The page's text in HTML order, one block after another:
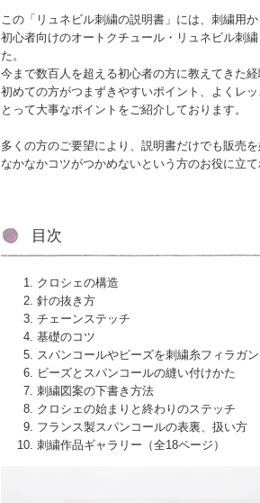
この「リュネビル刺繍の説明書」には、刺繍用
初心者向けのオートクチュール・リュネビル刺
た。
今まで数百人を超える初心者の方に教えてきた
初めての方がつまずきやすいポイント、よくレ
とって大事なポイントをご紹介しております。
多くの方のご要望により、説明書だけでも販売を
なかなかコツがつかめないという方のお役に立て
目次
クロシェの構造
針の抜き方
チェーンステッチ
基礎のコツ
スパンコールやビーズを刺繍糸フィラガ
ビーズとスパンコールの縫い付けかた
刺繍図案の下書き方法
クロシェの始まりと終わりのステッチ
フランス製スパンコールの表裏、扱い方
刺繍作品ギャラリー（全18ページ）